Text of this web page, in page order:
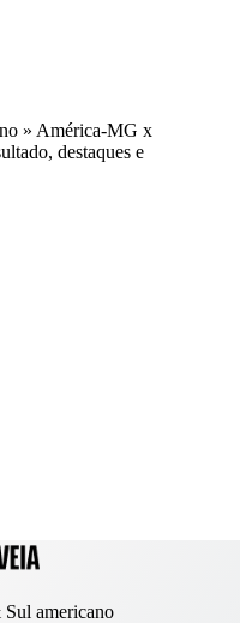
» América-MG x
destaques e
americano